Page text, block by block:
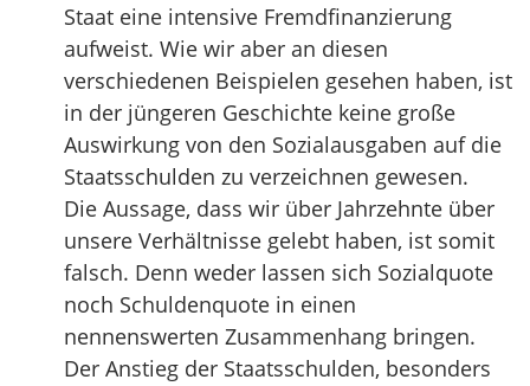
Staat eine intensive Fremdfinanzierung
aufweist. Wie wir aber an diesen
verschiedenen Beispielen gesehen haben, ist
in der jüngeren Geschichte keine große
Auswirkung von den Sozialausgaben auf die
Staatsschulden zu verzeichnen gewesen.
Die Aussage, dass wir über Jahrzehnte über
unsere Verhältnisse gelebt haben, ist somit
falsch. Denn weder lassen sich Sozialquote
noch Schuldenquote in einen
nennenswerten Zusammenhang bringen.
Der Anstieg der Staatsschulden, besonders